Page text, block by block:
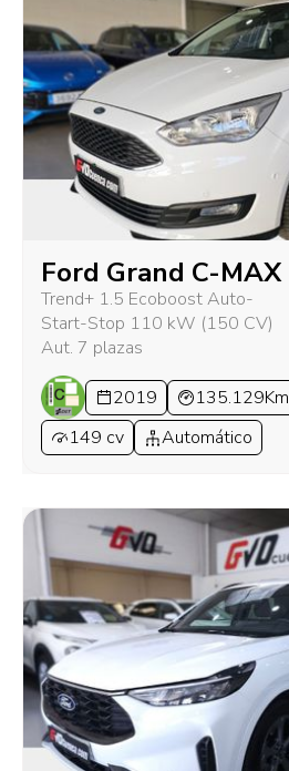
Ford Grand C-MAX
Trend+ 1.5 Ecoboost Auto-
Start-Stop 110 kW (150 CV)
Aut. 7 plazas
2019 135.129Km
149 cv
Automático